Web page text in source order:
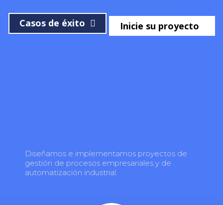
Casos de éxito Inicie su proyecto
Diseñamos e implementamos proyectos de
gestión de procesos empresariales y de
automatización industrial.